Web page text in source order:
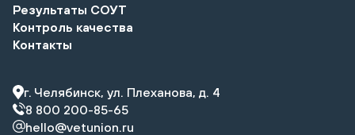
Результаты СОУТ
Контроль качества
Контакты
г. Челябинск, ул. Плеханова, д. 4
8 800 200-85-65
hello@vetunion.ru